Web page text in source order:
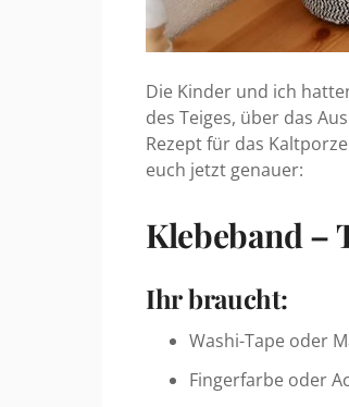
Die Kinder und ich
des Teiges, über das
Rezept für das
euch jetzt genauer:
Klebeband –
Ihr braucht:
Washi-Tape oder
Fingerfarbe oder